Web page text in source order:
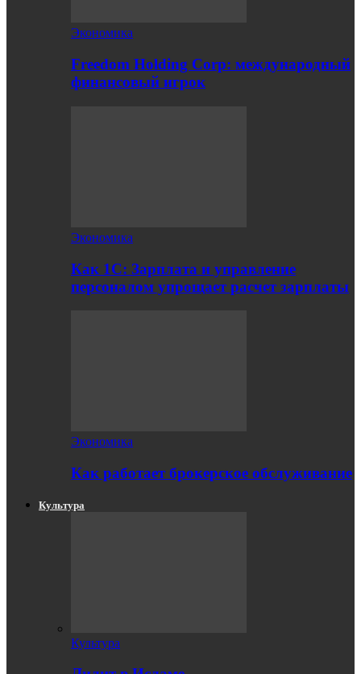
Экономика
Freedom Holding Corp: международный
финансовый игрок
Экономика
Как 1С: Зарплата и управление
персоналом упрощает расчет зарплаты
Экономика
Как работает брокерское обслуживание
Культура
Культура